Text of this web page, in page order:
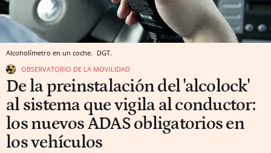
Alcoholímetro en un coche. DGT.
OBSERVATORIO DE LA MOVILIDAD
De la preinstalación del 'alcolock'
al sistema que vigila al conductor:
los nuevos ADAS obligatorios en
los vehículos